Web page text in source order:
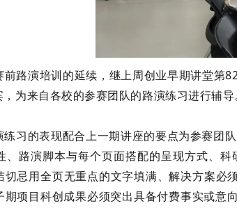
路演培训的延续，继上周创业早期讲堂第
为来自各校的参赛团队的路演练习进行辅导
习的表现配合上一期讲座的要点为参赛团
、路演脚本与每个页面搭配的呈现方式、
忌用全页无重点的文字填满、解决方案
项目科创成果必须突出具备付费事实或意